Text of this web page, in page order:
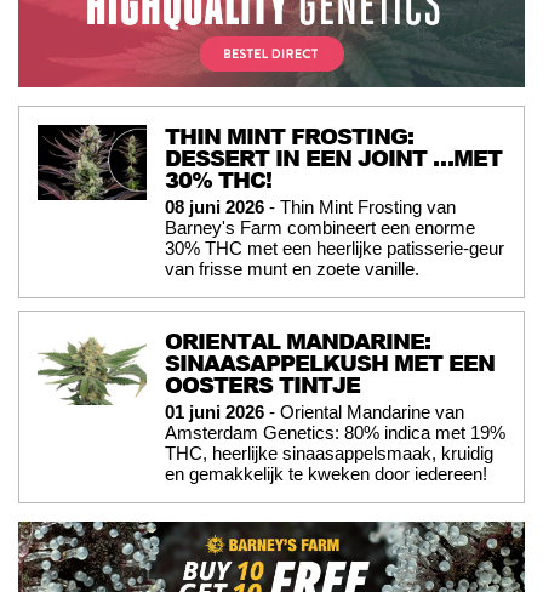
THIN MINT FROSTING:
DESSERT IN EEN JOINT …MET
30% THC!
08 juni 2026 - Thin Mint Frosting van
Barney's Farm combineert een enorme
30% THC met een heerlijke patisserie-geur
van frisse munt en zoete vanille.
ORIENTAL MANDARINE:
SINAASAPPELKUSH MET EEN
OOSTERS TINTJE
01 juni 2026 - Oriental Mandarine van
Amsterdam Genetics: 80% indica met 19%
THC, heerlijke sinaasappelsmaak, kruidig
en gemakkelijk te kweken door iedereen!